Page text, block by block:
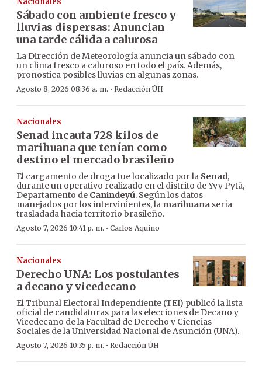
Sábado con ambiente fresco y
lluvias dispersas: Anuncian
una tarde cálida a calurosa
La Dirección de Meteorología anuncia un sábado con
un clima fresco a caluroso en todo el país. Además,
pronostica posibles lluvias en algunas zonas.
Agosto 8, 2026 08:36 a. m. · Redacción ÚH
Nacionales
Senad incauta 728 kilos de
marihuana que tenían como
destino el mercado brasileño
El cargamento de droga fue localizado por la Senad,
durante un operativo realizado en el distrito de Yvy Pytã,
Departamento de Canindeyú. Según los datos
manejados por los intervinientes, la marihuana sería
trasladada hacia territorio brasileño.
Agosto 7, 2026 10:41 p. m. · Carlos Aquino
Nacionales
Derecho UNA: Los postulantes
a decano y vicedecano
El Tribunal Electoral Independiente (TEI) publicó la lista
oficial de candidaturas para las elecciones de Decano y
Vicedecano de la Facultad de Derecho y Ciencias
Sociales de la Universidad Nacional de Asunción (UNA).
Agosto 7, 2026 10:35 p. m. · Redacción ÚH